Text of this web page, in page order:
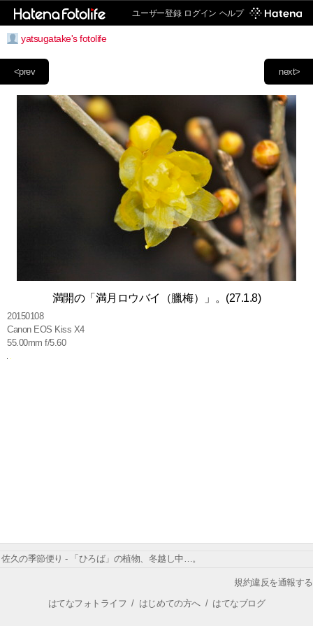
ユーザー登録 ログイン ヘルプ
yatsugatake's fotolife
next>
<prev
満開の「満月ロウバイ（臘梅）」。(27.1.8)
20150108
Canon EOS Kiss X4
55.00mm f/5.60
佐久の季節便り - 「ひろば」の植物、冬越し中…。
規約違反を通報する
はてなフォトライフ / はじめての方へ/ はてなブログ